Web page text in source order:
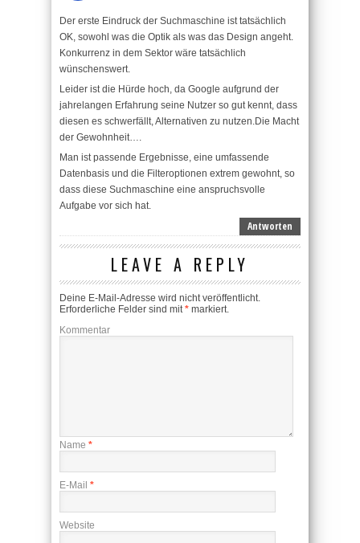
Der erste Eindruck der Suchmaschine ist tatsächlich
OK, sowohl was die Optik als was das Design angeht.
Konkurrenz in dem Sektor wäre tatsächlich
wünschenswert.
Leider ist die Hürde hoch, da Google aufgrund der
jahrelangen Erfahrung seine Nutzer so gut kennt, dass
diesen es schwerfällt, Alternativen zu nutzen.Die Macht
der Gewohnheit….
Man ist passende Ergebnisse, eine umfassende
Datenbasis und die Filteroptionen extrem gewohnt, so
dass diese Suchmaschine eine anspruchsvolle
Aufgabe vor sich hat.
Antworten
LEAVE A REPLY
Deine E-Mail-Adresse wird nicht veröffentlicht.
Erforderliche Felder sind mit* markiert.
Kommentar
Name *
E-Mail *
Website